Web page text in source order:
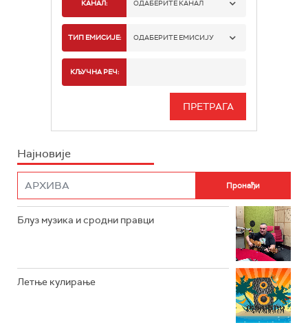
КАНАЛ: ОДАБЕРИТЕ КАНАЛ
РАДИО БЕОГРАД 1
РАДИО БЕОГРАД 3
РАДИО РОКЕНРОЛЕР
РАДИО ЏЕЗЕР
ТИП ЕМИСИЈЕ: ОДАБЕРИТЕ ЕМИСИЈУ
ИНФО
КЉУЧНА РЕЧ:
Најновије
Блуз музика и сродни правци
Летње кулирање